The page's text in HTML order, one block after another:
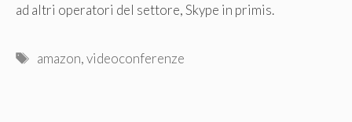
ad altri operatori del settore, Skype in primis.
Tag
amazon,videoconferenze